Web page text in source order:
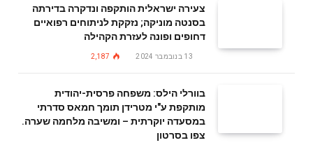
צעירה ישראלית הותקפה ונדקרה בדירתה
בסנטה מוניקה; נזקקת לניתוחים רפואיים
דחופים ופונה לעזרת הקהילה
13 בנובמבר 2024 2,187
בוורלי הילס: משפחה פרסית-יהודית
מותקפת ע"י מטרידן תומך חמאס סדרתי
במסעדה יוקרתית – ומשיבה מלחמה שערה.
צפו בסרטון